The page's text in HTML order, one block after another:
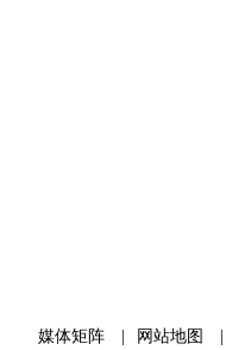
媒体矩阵 网站地图